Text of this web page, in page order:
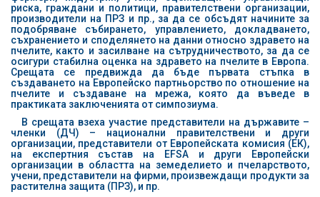
риска, граждани и политици, правителствени организации,
производители на ПРЗ и пр., за да се обсъдят начините за
подобряване събирането, управлението, докладването,
съхранението и споделянето на данни относно здравето на
пчелите, както и засилване на сътрудничеството, за да се
осигури стабилна оценка на здравето на пчелите в Европа.
Срещата се предвижда да бъде първата стъпка в
създаването на Европейско партньорство по отношение на
пчелите и създаване на мрежа, която да въведе в
практиката заключенията от симпозиума.
В срещата взеха участие представители на държавите –
членки (ДЧ) – национални правителствени и други
организации, представители от Европейската комисия (ЕК),
на експертния състав на ЕFSA и други Европейски
организации в областта на земеделието и пчеларството,
учени, представители на фирми, произвеждащи продукти за
растителна защита (ПРЗ), и пр.